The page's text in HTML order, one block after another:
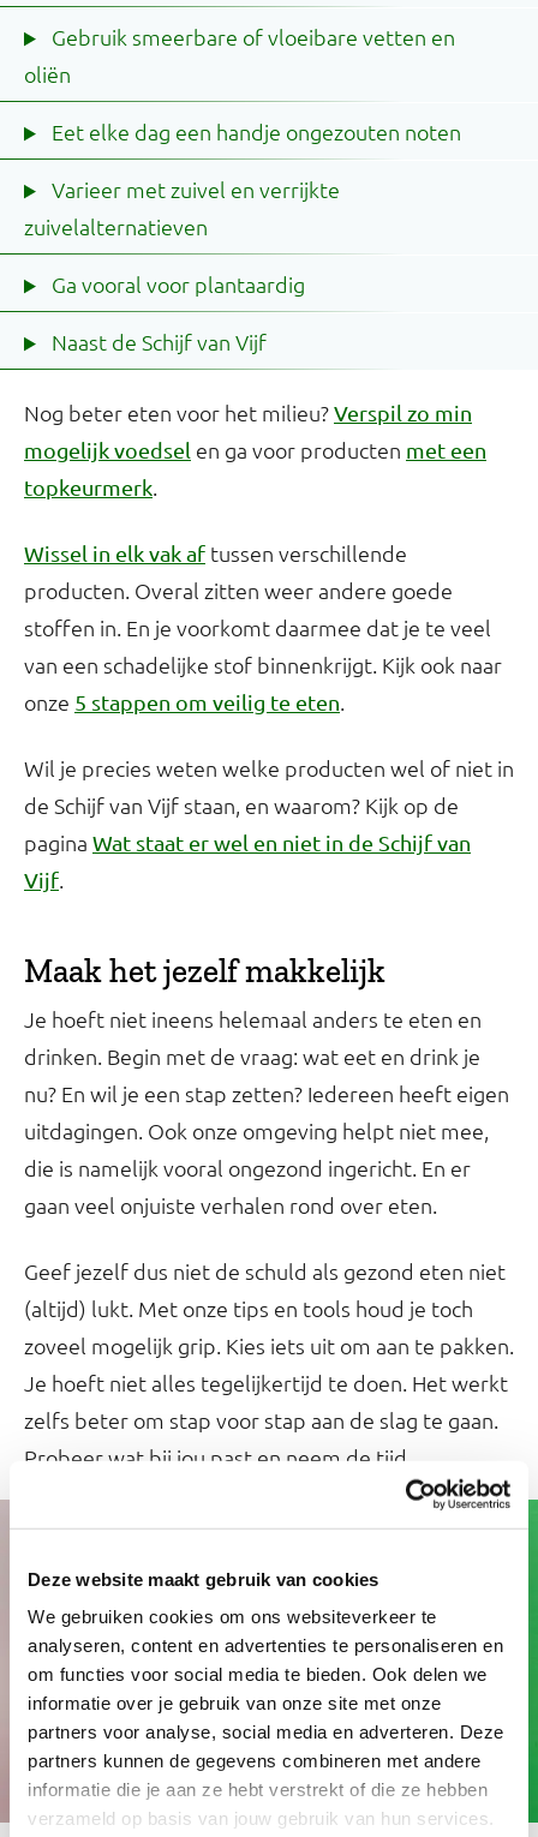
Deze website maakt gebruik van cookies
We gebruiken cookies om ons websiteverkeer te
analyseren, content en advertenties te personaliseren en
om functies voor social media te bieden. Ook delen we
informatie over je gebruik van onze site met onze
partners voor analyse, social media en adverteren. Deze
partners kunnen de gegevens combineren met andere
informatie die je aan ze hebt verstrekt of die ze hebben
verzameld op basis van jouw gebruik van hun services.
Gebruik smeerbare of vloeibare vetten en
oliën
Eet elke dag een handje ongezouten noten
Varieer met zuivel en verrijkte
zuivelalternatieven
Ga vooral voor plantaardig
Naast de Schijf van Vijf
Nog beter eten voor het milieu?Verspil zo min
mogelijk voedsel en ga voor producten met een
topkeurmerk.
Wissel in elk vak af tussen verschillende
producten. Overal zitten weer andere goede
stoffen in. En je voorkomt daarmee dat je te veel
van een schadelijke stof binnenkrijgt. Kijk ook naar
onze 5 stappen om veilig te eten.
Wil je precies weten welke producten wel of niet in
de Schijf van Vijf staan, en waarom? Kijk op de
pagina Wat staat er wel en niet in de Schijf van
Vijf.
Maak het jezelf makkelijk
Je hoeft niet ineens helemaal anders te eten en
drinken. Begin met de vraag: wat eet en drink je
nu? En wil je een stap zetten? Iedereen heeft eigen
uitdagingen. Ook onze omgeving helpt niet mee,
die is namelijk vooral ongezond ingericht. En er
gaan veel onjuiste verhalen rond over eten.
Geef jezelf dus niet de schuld als gezond eten niet
(altijd) lukt. Met onze tips en tools houd je toch
zoveel mogelijk grip. Kies iets uit om aan te pakken.
Je hoeft niet alles tegelijkertijd te doen. Het werkt
zelfs beter om stap voor stap aan de slag te gaan.
Probeer wat bij jou past en neem de tijd.